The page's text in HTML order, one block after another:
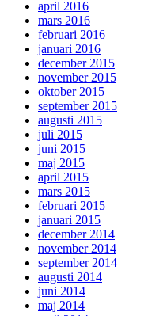
april 2016
mars 2016
februari 2016
januari 2016
december 2015
november 2015
oktober 2015
september 2015
augusti 2015
juli 2015
juni 2015
maj 2015
april 2015
mars 2015
februari 2015
januari 2015
december 2014
november 2014
september 2014
augusti 2014
juni 2014
maj 2014